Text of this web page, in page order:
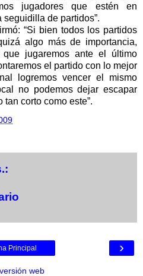
jugadores que estén en
de partidos”.
“Si bien todos los partidos
algo más de importancia,
jugaremos ante el último
el partido con lo mejor
logremos vencer el mismo
no podemos dejar escapar
corto como este”.
›
Principal
web